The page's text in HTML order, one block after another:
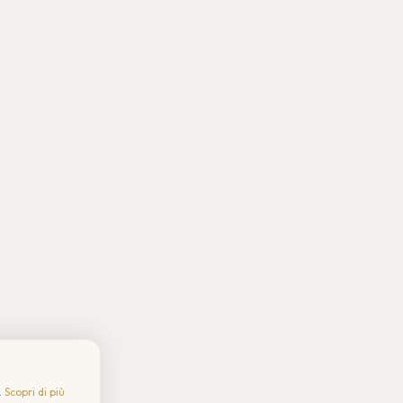
Scopri di più